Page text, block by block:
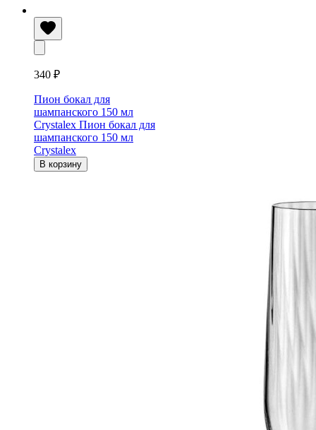
340 ₽
Пион бокал для
шампанского 150 мл
Crystalex Пион бокал для
шампанского 150 мл
Crystalex
В корзину